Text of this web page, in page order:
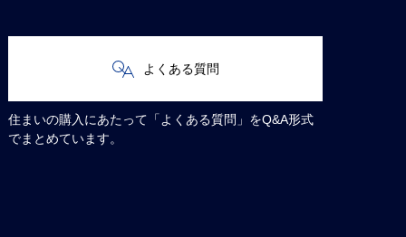
よくある質問
住まいの購入にあたって「よくある質問」をQ&A形式
でまとめています。